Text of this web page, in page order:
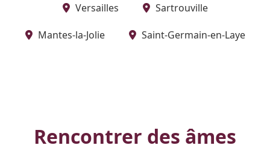
Versailles Sartrouville
Mantes-la-Jolie Saint-Germain-en-Laye
Rencontrer des âmes